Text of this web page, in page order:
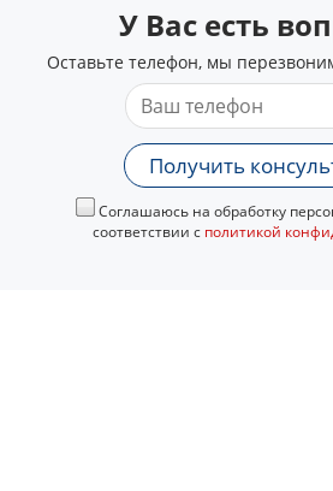
У Вас есть
Оставьте телефон, мы
Получить
Соглашаюсь на обработку
соответствии с политикой